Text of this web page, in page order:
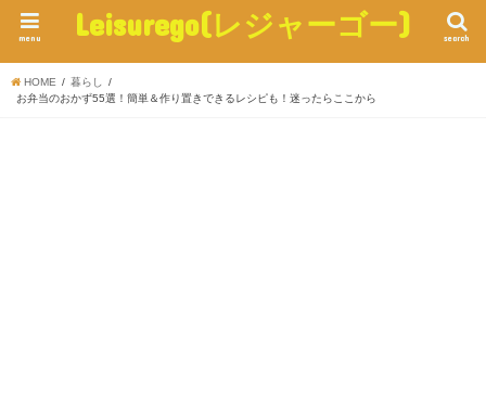
Leisurego(レジャーゴー) search
menu
HOME
暮らし
お弁当のおかず55選！簡単＆作り置きできるレシピも！迷ったらここから